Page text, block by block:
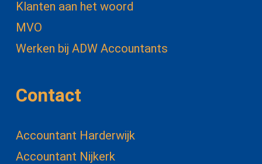
Klanten aan het woord
MVO
Werken bij ADW Accountants
Contact
Accountant Harderwijk
Accountant Nijkerk